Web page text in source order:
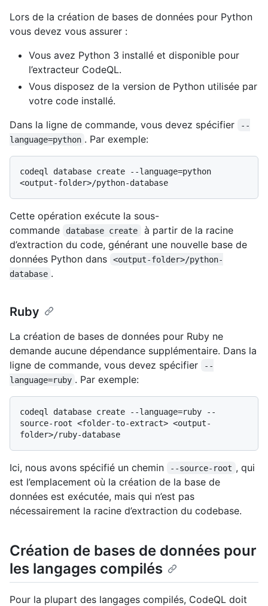
Lors de la création de bases de données pour Python
vous devez vous assurer :
Vous avez Python 3 installé et disponible pour
l’extracteur CodeQL.
Vous disposez de la version de Python utilisée par
votre code installé.
Dans la ligne de commande, vous devez spécifier
--
language=python . Par exemple:
codeql database create --language=python
Cette opération exécute la sous-
commande
database create
à partir de la racine
d’extraction du code, générant une nouvelle base de
données Python dans
<output-folder>/python-
database .
Ruby
La création de bases de données pour Ruby ne
demande aucune dépendance supplémentaire. Dans la
ligne de commande, vous devez spécifier
--
language=ruby . Par exemple:
codeql database create --language=ruby --
source-root <folder-to-extract> <output-
Ici, nous avons spécifié un chemin --source-root , qui
est l’emplacement où la création de la base de
données est exécutée, mais qui n’est pas
nécessairement la racine d’extraction du codebase.
Création de bases de données pour
les langages compilés
Pour la plupart des langages compilés, CodeQL doit